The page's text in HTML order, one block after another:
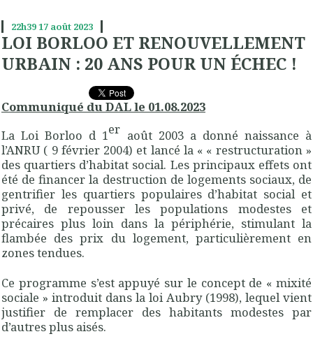
22h3917 août 2023
LOI BORLOO ET RENOUVELLEMENT
URBAIN : 20 ANS POUR UN ÉCHEC !
Communiqué du DAL le 01.08.2023
La Loi Borloo d 1er août 2003 a donné naissance à
l’ANRU ( 9 février 2004) et lancé la « « restructuration »
des quartiers d’habitat social. Les principaux effets ont
été de financer la destruction de logements sociaux, de
gentrifier les quartiers populaires d’habitat social et
privé, de repousser les populations modestes et
précaires plus loin dans la périphérie, stimulant la
flambée des prix du logement, particulièrement en
zones tendues.
Ce programme s’est appuyé sur le concept de « mixité
sociale » introduit dans la loi Aubry (1998), lequel vient
justifier de remplacer des habitants modestes par
d’autres plus aisés.